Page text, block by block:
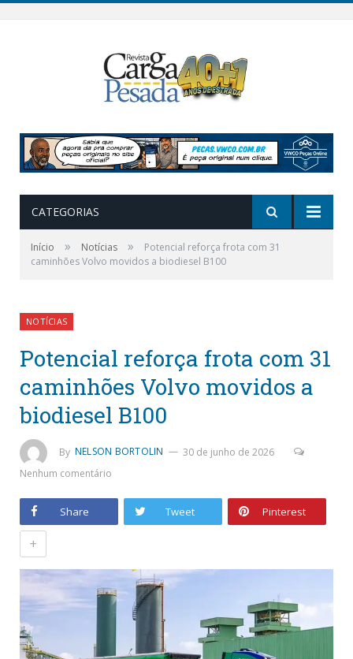
CATEGORIAS
Início » Notícias »
Potencial reforça frota com 31
caminhões Volvo movidos a biodiesel B100
NOTÍCIAS
Potencial reforça frota com 31
caminhões Volvo movidos a
biodiesel B100
By NELSON BORTOLIN
30 de junho de 2026
Nenhum comentário
Share Tweet Pinterest
+